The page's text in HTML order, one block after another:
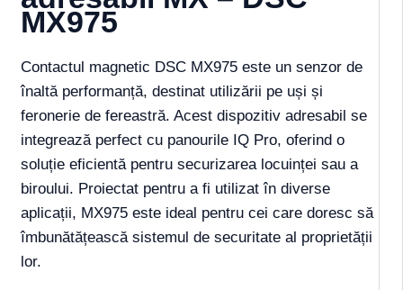
MX975
Contactul magnetic DSC MX975 este un senzor de
înaltă performanță, destinat utilizării pe uși și
feronerie de fereastră. Acest dispozitiv adresabil se
integrează perfect cu panourile IQ Pro, oferind o
soluție eficientă pentru securizarea locuinței sau a
biroului. Proiectat pentru a fi utilizat în diverse
aplicații, MX975 este ideal pentru cei care doresc să
îmbunătățească sistemul de securitate al proprietății
lor.